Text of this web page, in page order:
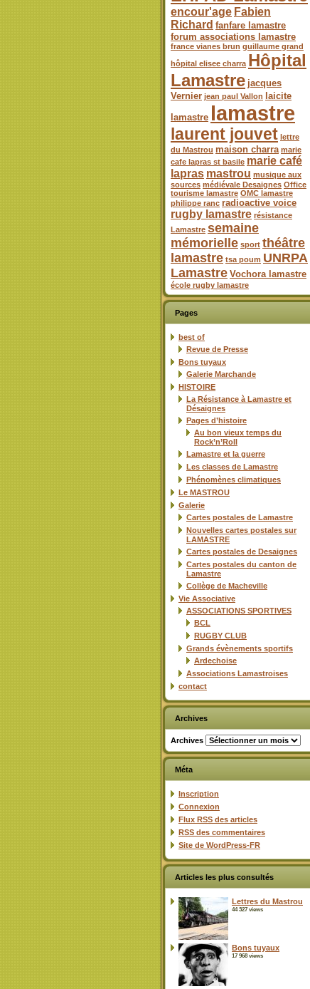
encour'age Fabien
Richard fanfare lamastre
forum associations lamastre
france vianes brun guillaume grand
hôpital elisee charra Hôpital
Lamastre jacques
Vernier jean paul Vallon
laicite
lamastre lamastre
laurent jouvet lettre
du Mastrou maison charra marie
cafe lapras st basile marie café
lapras mastrou musique aux
sources médiévale Desaignes Office
tourisme lamastre OMC lamastre
philippe ranc radioactive voice
rugby lamastre résistance
Lamastre semaine
mémorielle sport théâtre
lamastre tsa poum UNRPA
Lamastre Vochora lamastre
école rugby lamastre
Pages
best of
Revue de Presse
Bons tuyaux
Galerie Marchande
HISTOIRE
La Résistance à Lamastre et
Désaignes
Pages d’histoire
Au bon vieux temps du
Rock’n’Roll
Lamastre et la guerre
Les classes de Lamastre
Phénomènes climatiques
Le MASTROU
Galerie
Cartes postales de Lamastre
Nouvelles cartes postales sur
LAMASTRE
Cartes postales de Desaignes
Cartes postales du canton de
Lamastre
Collège de Macheville
Vie Associative
ASSOCIATIONS SPORTIVES
BCL
RUGBY CLUB
Grands évènements sportifs
Ardechoise
Associations Lamastroises
contact
Archives
Archives
Méta
Inscription
Connexion
Flux RSS des articles
RSS des commentaires
Site de WordPress-FR
Articles les plus consultés
Lettres du Mastrou
44 327 views
Bons tuyaux
17 968 views